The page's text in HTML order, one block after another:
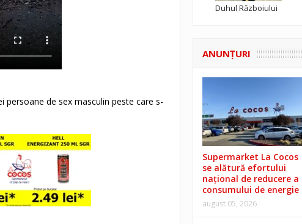
persoane de sex masculin peste care s-
Duhul Războiului
ANUNŢURI
Supermarket La Cocos
se alătură efortului
național de reducere a
consumului de energie
august 05, 2026